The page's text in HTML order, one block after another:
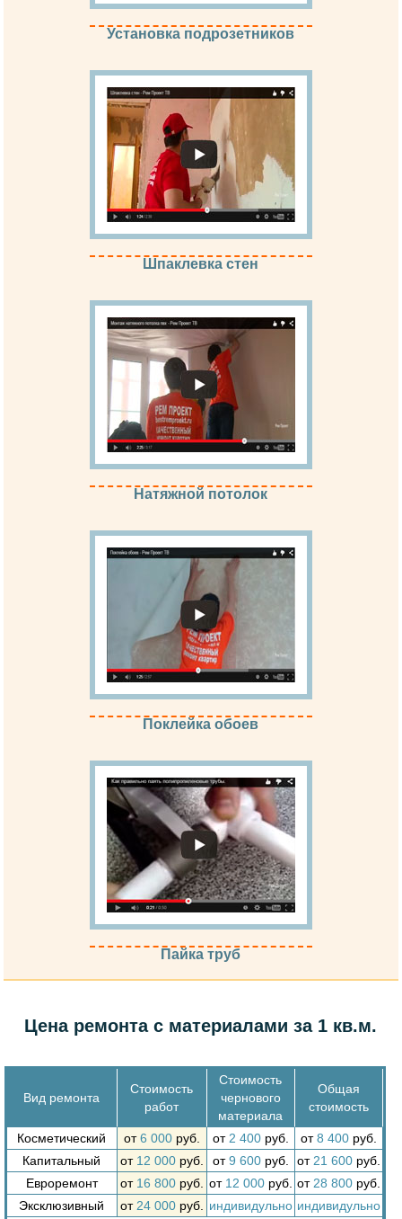
Установка подрозетников
Шпаклевка стен
Натяжной потолок
Поклейка обоев
Пайка труб
Цена ремонта с материалами за 1 кв.м.
Вид ремонта
Стоимость
работ
Стоимость
чернового
материала
Общая
стоимость
Косметический от6 000руб. от2 400руб. от8 400руб.
Капитальный
от 12 000руб. от9 600руб. от21 600руб.
Евроремонт
от 16 800руб. от 12 000руб. от28 800руб.
Эксклюзивный
от24 000руб. индивидульно индивидульно